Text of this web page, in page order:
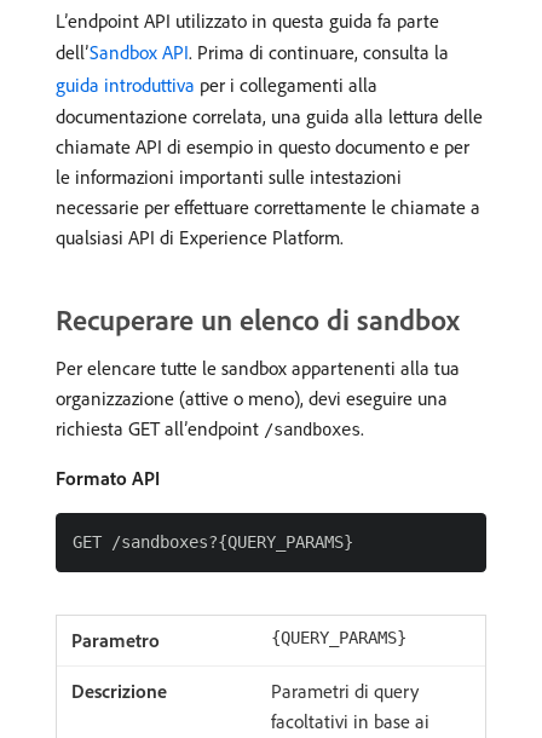
L’endpoint API utilizzato in questa guida fa parte
dell’Sandbox API. Prima di continuare, consulta la
guida introduttiva per i collegamenti alla
documentazione correlata, una guida alla lettura delle
chiamate API di esempio in questo documento e per
le informazioni importanti sulle intestazioni
necessarie per effettuare correttamente le chiamate a
qualsiasi API di Experience Platform.
Recuperare un elenco di sandbox
Per elencare tutte le sandbox appartenenti alla tua
organizzazione (attive o meno), devi eseguire una
richiesta GET all’endpoint /sandboxes.
Formato API
{QUERY_PARAMS}
Parametri di query
facoltativi in base ai